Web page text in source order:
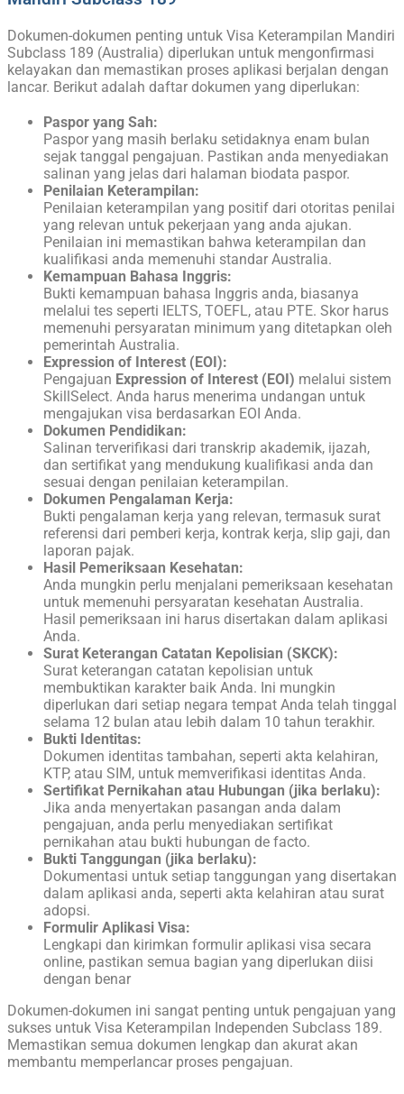
Dokumen-dokumen penting untuk Visa Keterampilan Mandiri
Subclass 189 (Australia) diperlukan untuk mengonfirmasi
kelayakan dan memastikan proses aplikasi berjalan dengan
lancar. Berikut adalah daftar dokumen yang diperlukan:
Paspor yang Sah:
Paspor yang masih berlaku setidaknya enam bulan
sejak tanggal pengajuan. Pastikan anda menyediakan
salinan yang jelas dari halaman biodata paspor.
Penilaian Keterampilan:
Penilaian keterampilan yang positif dari otoritas penilai
yang relevan untuk pekerjaan yang anda ajukan.
Penilaian ini memastikan bahwa keterampilan dan
kualifikasi anda memenuhi standar Australia.
Kemampuan Bahasa Inggris:
Bukti kemampuan bahasa Inggris anda, biasanya
melalui tes seperti IELTS, TOEFL, atau PTE. Skor harus
memenuhi persyaratan minimum yang ditetapkan oleh
pemerintah Australia.
Expression of Interest (EOI):
Pengajuan Expression of Interest (EOI) melalui sistem
SkillSelect. Anda harus menerima undangan untuk
mengajukan visa berdasarkan EOI Anda.
Dokumen Pendidikan:
Salinan terverifikasi dari transkrip akademik, ijazah,
dan sertifikat yang mendukung kualifikasi anda dan
sesuai dengan penilaian keterampilan.
Dokumen Pengalaman Kerja:
Bukti pengalaman kerja yang relevan, termasuk surat
referensi dari pemberi kerja, kontrak kerja, slip gaji, dan
laporan pajak.
Hasil Pemeriksaan Kesehatan:
Anda mungkin perlu menjalani pemeriksaan kesehatan
untuk memenuhi persyaratan kesehatan Australia.
Hasil pemeriksaan ini harus disertakan dalam aplikasi
Anda.
Surat Keterangan Catatan Kepolisian (SKCK):
Surat keterangan catatan kepolisian untuk
membuktikan karakter baik Anda. Ini mungkin
diperlukan dari setiap negara tempat Anda telah tinggal
selama 12 bulan atau lebih dalam 10 tahun terakhir.
Bukti Identitas:
Dokumen identitas tambahan, seperti akta kelahiran,
KTP, atau SIM, untuk memverifikasi identitas Anda.
Sertifikat Pernikahan atau Hubungan (jika berlaku):
Jika anda menyertakan pasangan anda dalam
pengajuan, anda perlu menyediakan sertifikat
pernikahan atau bukti hubungan de facto.
Bukti Tanggungan (jika berlaku):
Dokumentasi untuk setiap tanggungan yang disertakan
dalam aplikasi anda, seperti akta kelahiran atau surat
adopsi.
Formulir Aplikasi Visa:
Lengkapi dan kirimkan formulir aplikasi visa secara
online, pastikan semua bagian yang diperlukan diisi
dengan benar
Dokumen-dokumen ini sangat penting untuk pengajuan yang
sukses untuk Visa Keterampilan Independen Subclass 189.
Memastikan semua dokumen lengkap dan akurat akan
membantu memperlancar proses pengajuan.